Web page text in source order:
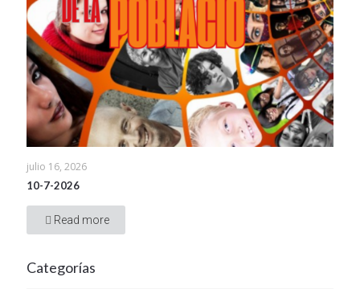
julio 16, 2026
10-7-2026
Read more
Categorías